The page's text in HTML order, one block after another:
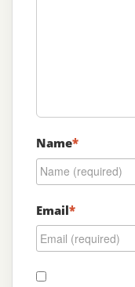
Name*
Email*